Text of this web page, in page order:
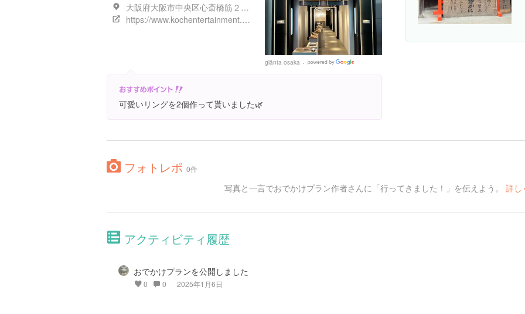
大阪府大阪市中央区心斎橋筋２丁目３-２１
https://www.kochentertainment.com/glanta/
glänta osaka
Places
可愛いリングを2個作って貰いました🌿
フォトレポ 0件
写真と一言でおでかけプラン作者さんに「行ってきました！」を伝えよう。 詳し
アクティビティ履歴
おでかけプランを公開しました
0 0 2025年1月6日